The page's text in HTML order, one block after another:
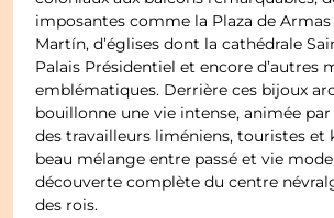
imposantes comme la Plaza de Armas
Martín, d’églises dont la cathédrale
Palais Présidentiel et encore d’autres
emblématiques. Derrière ces bijoux
bouillonne une vie intense, animée
des travailleurs liméniens, touristes et
beau mélange entre passé et vie
découverte complète du centre
des rois.